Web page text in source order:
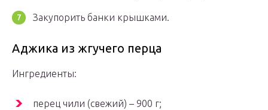
Закупорить банки крышками.
Аджика из жгучего перца
Ингредиенты:
перец чили (свежий) – 900 г;